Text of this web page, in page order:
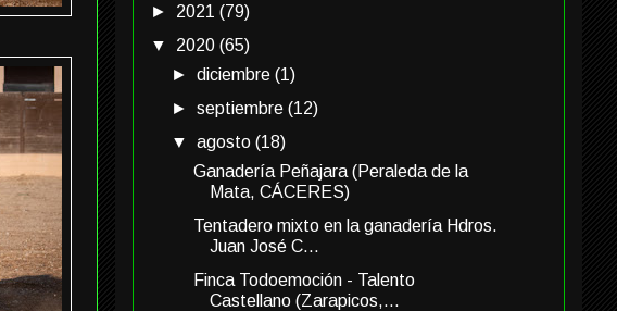
► 2021 (79)
▼ 2020 (65)
►diciembre(1)
►septiembre(12)
▼agosto(18)
Ganadería Peñajara (Peraleda de la
Mata, CÁCERES)
Tentadero mixto en la ganadería Hdros.
Juan José C...
Finca Todoemoción - Talento
Castellano (Zarapicos,...